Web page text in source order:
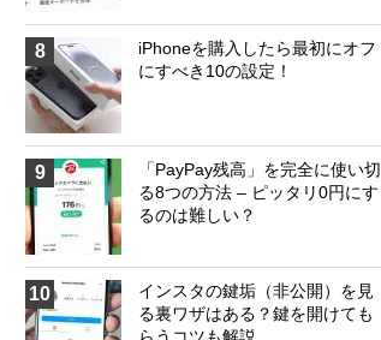
8
iPhoneを購入したら最初にオフ
にすべき10の設定！
9
「PayPay残高」を完全に使い切
る8つの方法 – ピッタリ0円にす
るのは難しい？
10
インスタの鍵垢（非公開）を見
る裏ワザはある？鍵を開けても